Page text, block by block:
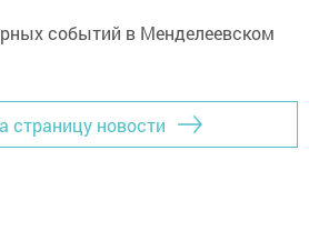
страницу новости